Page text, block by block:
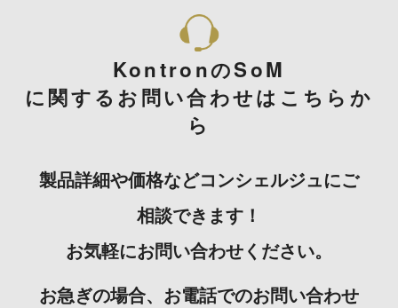
KontronのSoM
に関するお問い合わせはこちらか
ら
製品詳細や価格などコンシェルジュにご
相談できます！
お気軽にお問い合わせください。
お急ぎの場合、お電話でのお問い合わせ